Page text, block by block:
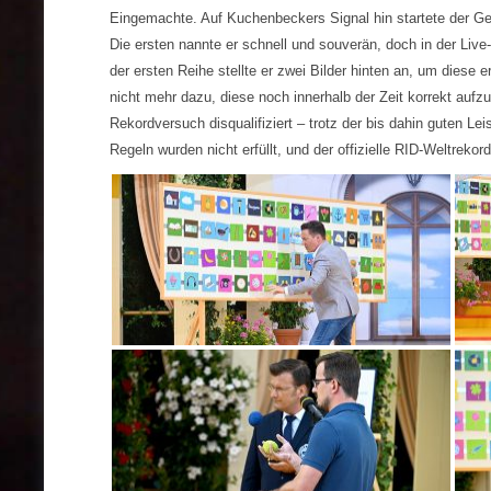
Eingemachte. Auf Kuchenbeckers Signal hin startete der
Die ersten nannte er schnell und souverän, doch in der
der ersten Reihe stellte er zwei Bilder hinten an, um diese
nicht mehr dazu, diese noch innerhalb der Zeit korrekt
Rekordversuch disqualifiziert – trotz der bis dahin guten
Regeln wurden nicht erfüllt, und der offizielle RID-